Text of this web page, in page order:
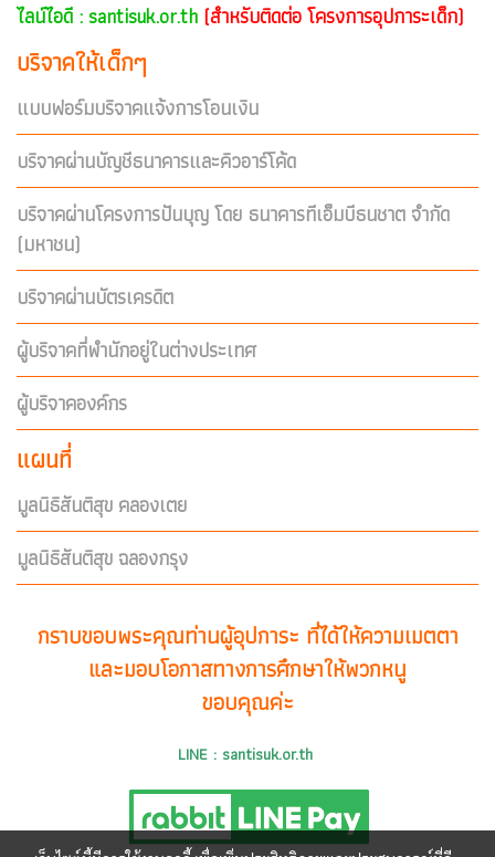
ไลน์ไอดี : santisuk.or.th (สำหรับติดต่อ โครงการอุปการะเด็ก)
บริจาคให้เด็กๆ
แบบฟอร์มบริจาคแจ้งการโอนเงิน
บริจาคผ่านบัญชีธนาคารและคิวอาร์โค้ด
บริจาคผ่านโครงการปันบุญ โดย ธนาคารทีเอ็มบีธนชาต จำกัด
(มหาชน)
บริจาคผ่านบัตรเครดิต
ผู้บริจาคที่พำนักอยู่ในต่างประเทศ
ผู้บริจาคองค์กร
แผนที่
มูลนิธิสันติสุข คลองเตย
มูลนิธิสันติสุข ฉลองกรุง
กราบขอบพระคุณท่านผู้อุปการะ ที่ได้ให้ความเมตตา
และมอบโอกาสทางการศึกษาให้พวกหนู
ขอบคุณค่ะ
LINE : santisuk.or.th